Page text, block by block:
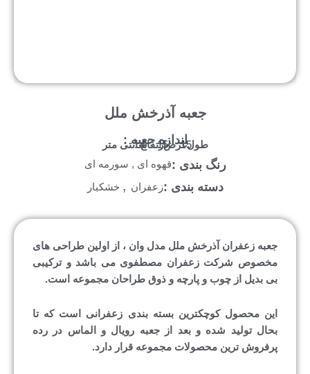
جعبه آذرخش ملل
اندازه جعبه :15
15
4 طول :عرض :ارتفاع :سانتی متر
قهوه ای , سورمه ایرنگ بندی :
زعفران , خشکبار دسته بندی :
جعبه زعفران آذرخش ملل مدل وان ، از اولین طراحی های
مخصوص شرکت زعفران مصطفوی می باشد و ترکیبی
بی بدیل از چوب و پارچه و ذوق طراحان مجموعه است.
این محصول کوچکترین بسته بندی زعفرانی است که تا
بحال تولید شده و بعد از جعبه رویال و الماس در رده
پرفروش ترین محصولات مجموعه قرار دارد.